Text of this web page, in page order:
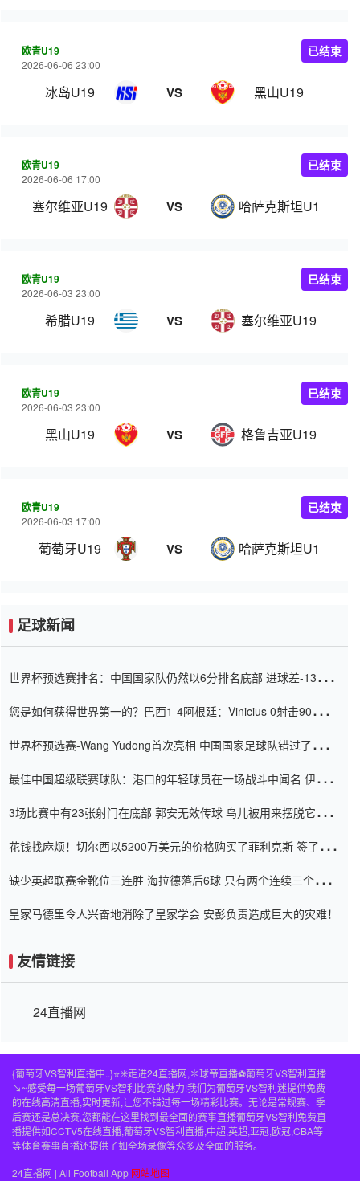
欧青U19
2026-06-06 23:00
冰岛U19 VS 黑山U19
已结束
欧青U19
2026-06-06 17:00
塞尔维亚U19 VS 哈萨克斯坦U19
已结束
欧青U19
2026-06-03 23:00
希腊U19 VS 塞尔维亚U19
已结束
欧青U19
2026-06-03 23:00
黑山U19 VS 格鲁吉亚U19
已结束
欧青U19
2026-06-03 17:00
葡萄牙U19 VS 哈萨克斯坦U19
已结束
足球新闻
世界杯预选赛排名：中国国家队仍然以6分排名底部 进球差-13令人
您是如何获得世界第一的？巴西1-4阿根廷：Vinicius 0射击90分钟
世界杯预选赛-Wang Yudong首次亮相 中国国家足球队错过了世界
最佳中国超级联赛球队：港口的年轻球员在一场战斗中闻名 伊万放
3场比赛中有23张射门在底部 郭安无效传球 鸟儿被用来摆脱它
花钱找麻烦！切尔西以5200万美元的价格购买了菲利克斯 签了7年
缺少英超联赛金靴位三连胜 海拉德落后6球 只有两个连续三个连续
皇家马德里令人兴奋地消除了皇家学会 安彭负责造成巨大的灾难！
友情链接
24直播网
{葡萄牙VS智利直播中..}⭐️✳️走进24直播网,✽球帝直播⚽️葡萄牙VS智利直播
↘~感受每一场葡萄牙VS智利比赛的魅力!我们为葡萄牙VS智利迷提供免费
的在线高清直播,实时更新,让您不错过每一场精彩比赛。无论是常规赛、季
后赛还是总决赛,您都能在这里找到最全面的赛事直播葡萄牙VS智利免费直
播提供如CCTV5在线直播,葡萄牙VS智利直播,中超,英超,亚冠,欧冠,CBA等
等体育赛事直播还提供了如全场录像等众多及全面的服务。
24直播网 | All Football App 网站地图